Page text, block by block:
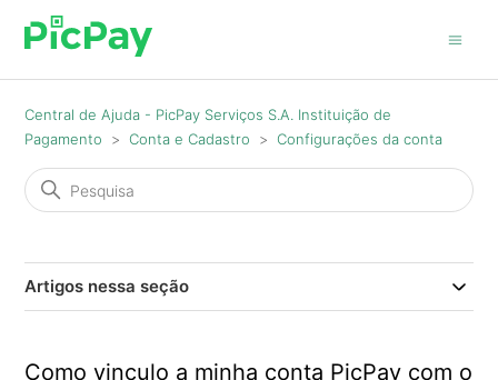
Central de Ajuda - PicPay Serviços S.A. Instituição de
Pagamento
Conta e Cadastro Configurações da conta
Artigos nessa seção
Como vinculo a minha conta PicPay com o